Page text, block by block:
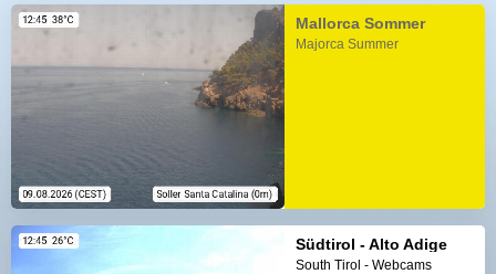
Mallorca Sommer
Majorca Summer
Südtirol - Alto Adige
South Tirol - Webcams